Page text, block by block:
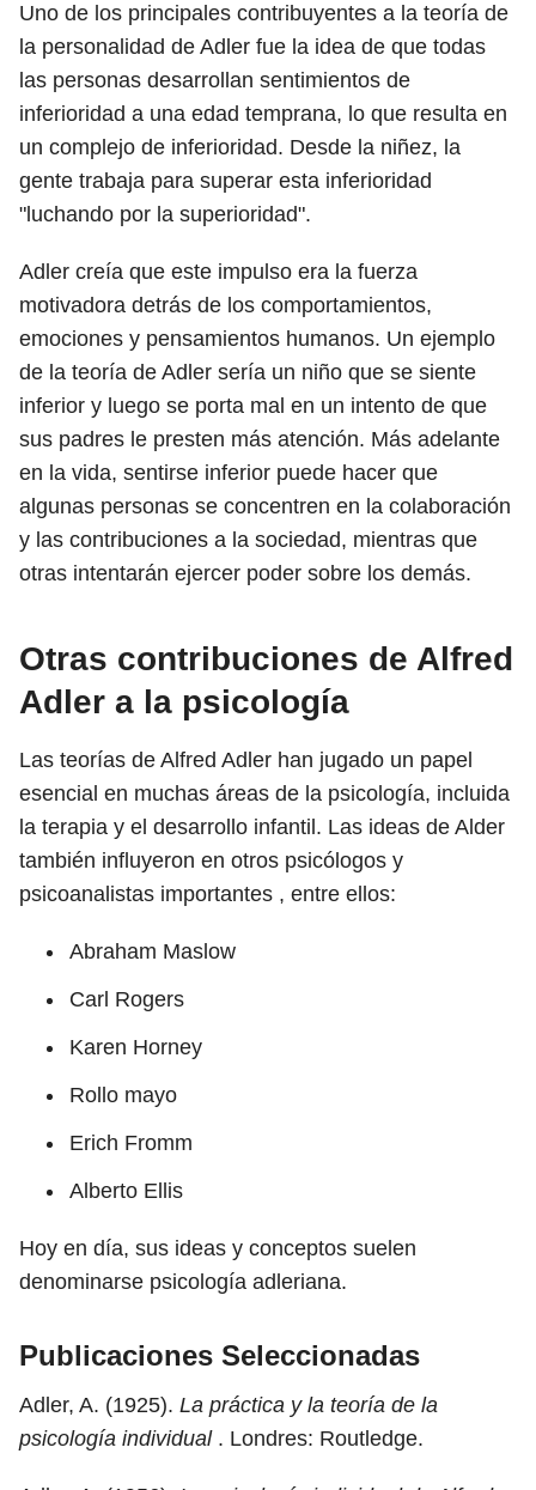
Uno de los principales contribuyentes a la teoría de
la personalidad de Adler fue la idea de que todas
las personas desarrollan sentimientos de
inferioridad a una edad temprana, lo que resulta en
un complejo de inferioridad. Desde la niñez, la
gente trabaja para superar esta inferioridad
"luchando por la superioridad".
Adler creía que este impulso era la fuerza
motivadora detrás de los comportamientos,
emociones y pensamientos humanos. Un ejemplo
de la teoría de Adler sería un niño que se siente
inferior y luego se porta mal en un intento de que
sus padres le presten más atención. Más adelante
en la vida, sentirse inferior puede hacer que
algunas personas se concentren en la colaboración
y las contribuciones a la sociedad, mientras que
otras intentarán ejercer poder sobre los demás.
Otras contribuciones de Alfred
Adler a la psicología
Las teorías de Alfred Adler han jugado un papel
esencial en muchas áreas de la psicología, incluida
la terapia y el desarrollo infantil. Las ideas de Alder
también influyeron en otros psicólogos y
psicoanalistas importantes , entre ellos:
Abraham Maslow
Carl Rogers
Karen Horney
Rollo mayo
Erich Fromm
Alberto Ellis
Hoy en día, sus ideas y conceptos suelen
denominarse psicología adleriana.
Publicaciones Seleccionadas
Adler, A. (1925). La práctica y la teoría de la
psicología individual. Londres: Routledge.